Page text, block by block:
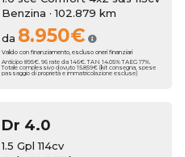
Benzina · 102.879 km
da 8.950€
Valido con finanziamento, escluso oneri finanziari
Anticipo 895€. 96 rate da 146€. TAN 14.05% TAEG 17%.
Totale complessivo dovuto 15.859€ (kit consegna, spese
passaggio di proprietà e immatricolazione escluse)
Dr 4.0
1.5 Gpl 114cv